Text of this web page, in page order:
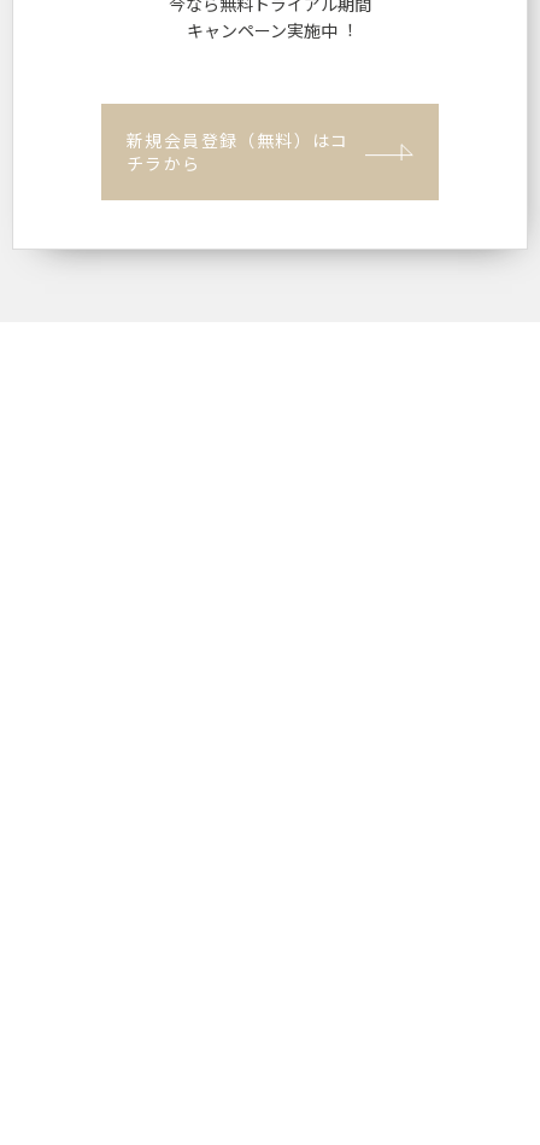
キャンペーン実施中︕
新規会員登録（無料）はコ
チラから